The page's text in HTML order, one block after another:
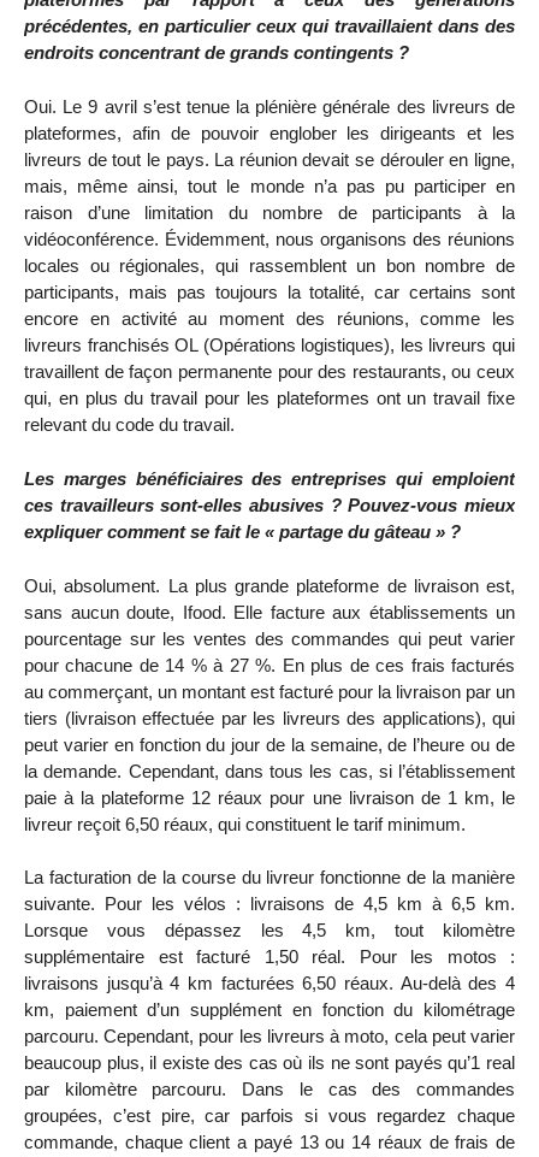
précédentes, en particulier ceux qui travaillaient dans des
endroits concentrant de grands contingents ?
Oui. Le 9 avril s’est tenue la plénière générale des livreurs de
plateformes, afin de pouvoir englober les dirigeants et les
livreurs de tout le pays. La réunion devait se dérouler en ligne,
mais, même ainsi, tout le monde n’a pas pu participer en
raison d’une limitation du nombre de participants à la
vidéoconférence. Évidemment, nous organisons des réunions
locales ou régionales, qui rassemblent un bon nombre de
participants, mais pas toujours la totalité, car certains sont
encore en activité au moment des réunions, comme les
livreurs franchisés OL (Opérations logistiques), les livreurs qui
travaillent de façon permanente pour des restaurants, ou ceux
qui, en plus du travail pour les plateformes ont un travail fixe
relevant du code du travail.
Les marges bénéficiaires des entreprises qui emploient
ces travailleurs sont-elles abusives ? Pouvez-vous mieux
expliquer comment se fait le « partage du gâteau » ?
Oui, absolument. La plus grande plateforme de livraison est,
sans aucun doute, Ifood. Elle facture aux établissements un
pourcentage sur les ventes des commandes qui peut varier
pour chacune de 14 % à 27 %. En plus de ces frais facturés
au commerçant, un montant est facturé pour la livraison par un
tiers (livraison effectuée par les livreurs des applications), qui
peut varier en fonction du jour de la semaine, de l’heure ou de
la demande. Cependant, dans tous les cas, si l’établissement
paie à la plateforme 12 réaux pour une livraison de 1 km, le
livreur reçoit 6,50 réaux, qui constituent le tarif minimum.
La facturation de la course du livreur fonctionne de la manière
suivante. Pour les vélos : livraisons de 4,5 km à 6,5 km.
Lorsque vous dépassez les 4,5 km, tout kilomètre
supplémentaire est facturé 1,50 réal. Pour les motos :
livraisons jusqu’à 4 km facturées 6,50 réaux. Au-delà des 4
km, paiement d’un supplément en fonction du kilométrage
parcouru. Cependant, pour les livreurs à moto, cela peut varier
beaucoup plus, il existe des cas où ils ne sont payés qu’1 real
par kilomètre parcouru. Dans le cas des commandes
groupées, c’est pire, car parfois si vous regardez chaque
commande, chaque client a payé 13 ou 14 réaux de frais de